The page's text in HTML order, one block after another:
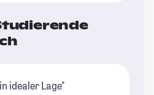
idealer Lage"